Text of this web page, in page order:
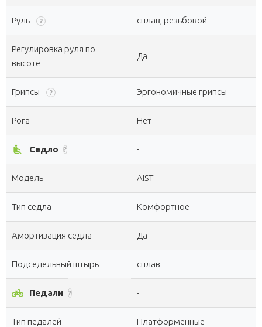
Руль ? сплав, резьбовой
Регулировка руля по
высоте
Да
Грипсы ? Эргономичные грипсы
Рога Нет
airline_seat_recline_normal Седло ? -
Модель AIST
Тип седла Комфортное
Амортизация седла Да
Подседельный штырь сплав
pedal_bike Педали ? -
Тип педалей Платформенные